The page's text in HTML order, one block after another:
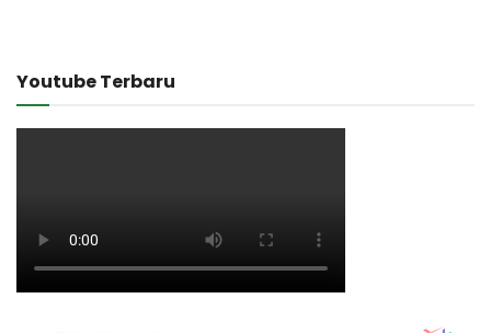
Youtube Terbaru